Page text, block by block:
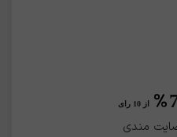
از 10 رای
مندی